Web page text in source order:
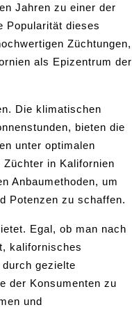
Jahren zu einer der
Popularität dieses
Züchtungen,
als Epizentrum der
Die klimatischen
bieten die
unter optimalen
in Kalifornien
Anbaumethoden, um
Potenzen zu schaffen.
Egal, ob man nach
kalifornisches
gezielte
der Konsumenten zu
und